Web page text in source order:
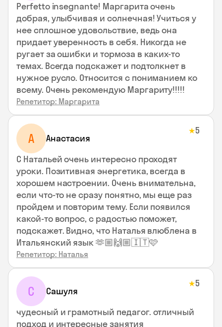
Perfetto insegnante! Маргарита очень
добрая, улыбчивая и солнечная! Учиться у
нее сплошное удовольствие, ведь она
придает уверенность в себя. Никогда не
ругает за ошибки и тормоза в каких-то
темах. Всегда подскажет и подтолкнет в
нужное русло. Относится с пониманием ко
всему. Очень рекомендую Маргариту!!!!!
Репетитор: Маргарита
А Анастасия
★5
С Натальей очень интересно проходят
уроки. Позитивная энергетика, всегда в
хорошем настроении. Очень внимательна,
если что-то не сразу понятно, мы еще раз
пройдем и повторим тему. Если появился
какой-то вопрос, с радостью поможет,
подскажет. Видно, что Наталья влюблена в
Итальянский язык 🫶🏼🙌🏼🇮🇹🩷
Репетитор: Наталья
С Сашуля
★5
чудесный и грамотный педагог. отличный
подход и интересные занятия